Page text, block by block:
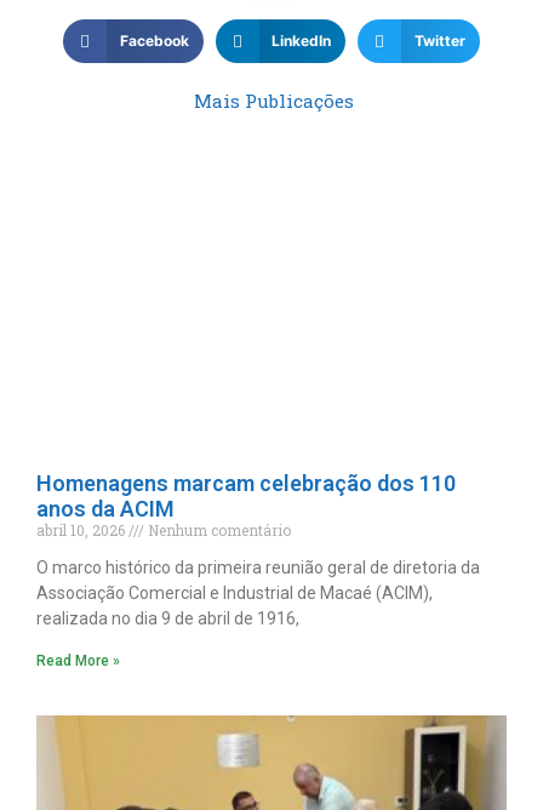
Facebook LinkedIn Twitter
Mais Publicações
Homenagens marcam celebração dos 110
anos da ACIM
abril 10, 2026
Nenhum comentário
O marco histórico da primeira reunião geral de diretoria da
Associação Comercial e Industrial de Macaé (ACIM),
realizada no dia 9 de abril de 1916,
Read More »